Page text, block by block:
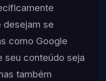
desejam se
como Google
seu conteúdo seja
também